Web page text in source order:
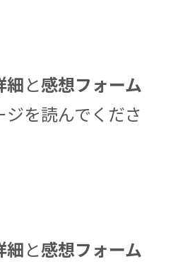
細と感想フォーム
を読んでくださ
細と感想フォーム